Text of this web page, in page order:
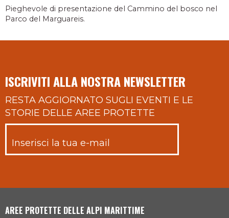
Pieghevole di presentazione del Cammino del bosco nel
Parco del Marguareis.
ISCRIVITI ALLA NOSTRA NEWSLETTER
RESTA AGGIORNATO SUGLI EVENTI E LE
STORIE DELLE AREE PROTETTE
AREE PROTETTE DELLE ALPI MARITTIME